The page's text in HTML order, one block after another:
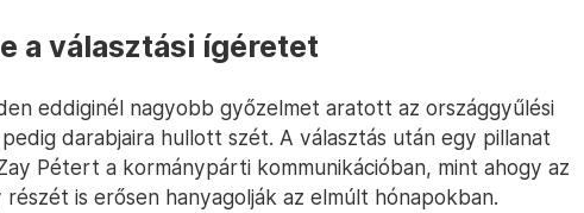
a választási ígéretet
eddiginél nagyobb győzelmet aratott az országgyűlési
darabjaira hullott szét. A választás után egy pillanat
Pétert a kormánypárti kommunikációban, mint ahogy az
is erősen hanyagolják az elmúlt hónapokban.